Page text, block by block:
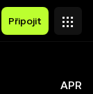
Připojit
APR